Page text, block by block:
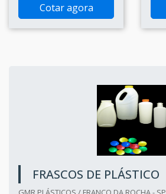
Cotar agora
FRASCOS DE PLÁSTICO